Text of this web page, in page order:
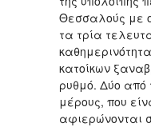
Θεσσαλούς με
τα τρία
κατοίκων
ρυθμό. Δύο από
μέρους, που
αφιερώνονται